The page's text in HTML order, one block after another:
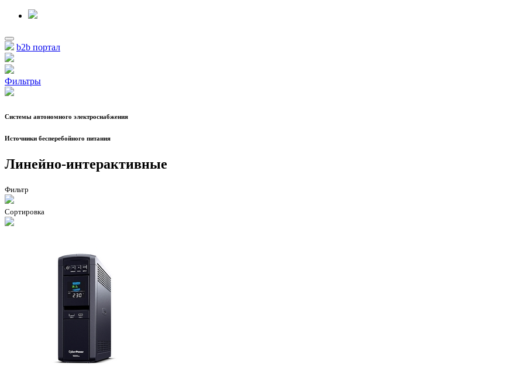
b2b портал
Фильтры
Системы автономного электроснабжения
Источники бесперебойного питания
Линейно-интерактивные
Фильтр
Сортировка